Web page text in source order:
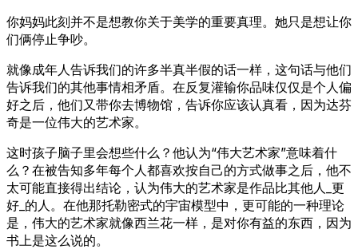
你妈妈此刻并不是想教你关于美学的重要真理。她只是想让你
们俩停止争吵。
就像成年人告诉我们的许多半真半假的话一样，这句话与他们
告诉我们的其他事情相矛盾。在反复灌输你品味仅仅是个人偏
好之后，他们又带你去博物馆，告诉你应该认真看，因为达芬
奇是一位伟大的艺术家。
这时孩子脑子里会想些什么？他认为“伟大艺术家”意味着什
么？在被告知多年每个人都喜欢按自己的方式做事之后，他不
太可能直接得出结论，认为伟大的艺术家是作品比其他人_更
好_的人。在他那托勒密式的宇宙模型中，更可能的一种理论
是，伟大的艺术家就像西兰花一样，是对你有益的东西，因为
书上是这么说的。